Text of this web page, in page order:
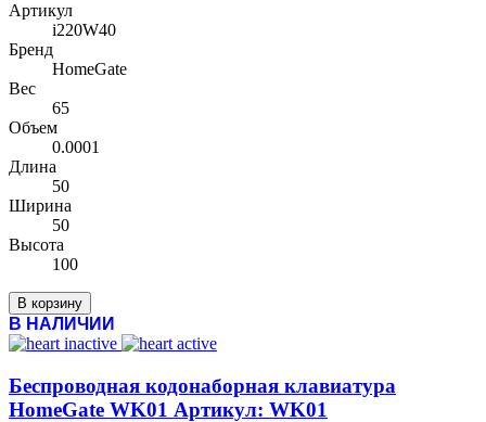
Артикул
i220W40
Бренд
HomeGate
Вес
65
Объем
0.0001
Длина
50
Ширина
50
Высота
100
В корзину
В НАЛИЧИИ
Беспроводная кодонаборная клавиатура
HomeGate WK01 Артикул: WK01